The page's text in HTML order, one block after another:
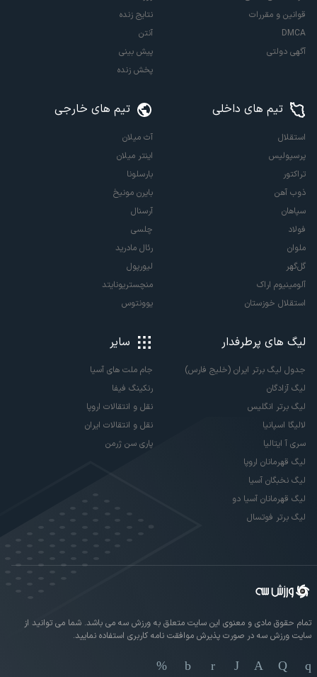
قوانین و مقررات
DMCA
آگهی دولتی
نتایج زنده
آنتن
پیش بینی
پخش زنده
تیم های داخلی
استقلال
پرسپولیس
تراکتور
ذوب آهن
سپاهان
فولاد
ملوان
گل‌گهر
آلومینیوم اراک
استقلال خوزستان
تیم های خارجی
آث میلان
اینتر میلان
بارسلونا
بایرن مونیخ
آرسنال
چلسی
رئال مادرید
لیورپول
منچستریونایتد
یوونتوس
لیگ های پرطرفدار
جدول لیگ برتر ایران (خلیج فارس)
لیگ آزادگان
لیگ برتر انگلیس
لالیگا اسپانیا
سری آ ایتالیا
لیگ قهرمانان اروپا
لیگ نخبگان آسیا
لیگ قهرمانان آسیا دو
لیگ برتر فوتسال
سایر
جام ملت های آسیا
رنکینگ فیفا
نقل و انتقالات اروپا
نقل و انتقالات ایران
پاری سن ژرمن
تمام حقوق مادی و معنوی این سایت متعلق به ورزش سه می باشد. شما می توانید از
سایت ورزش سه در صورت پذیرش موافقت نامه کاربری استفاده نمایید.